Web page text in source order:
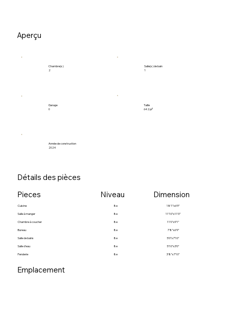
Aperçu
Chambre(s)
2
Salle(s) de bain
1
Garage
0
Année de construction
2024
Taille
642 pi²
Détails des pièces
Pieces
Cuisine
Salle à manger
Chambre à coucher
Bureau
Salle de bains
Salle d’eau
Penderie
Niveau
8e
8e
8e
8e
8e
8e
8e
Dimension
18’1”x6’9”
11’10”x11’0”
11'0"x9’1”
7’8”x6’9”
5’0”x7’10”
5’10”x3’0”
3’8”x7’10”
Emplacement